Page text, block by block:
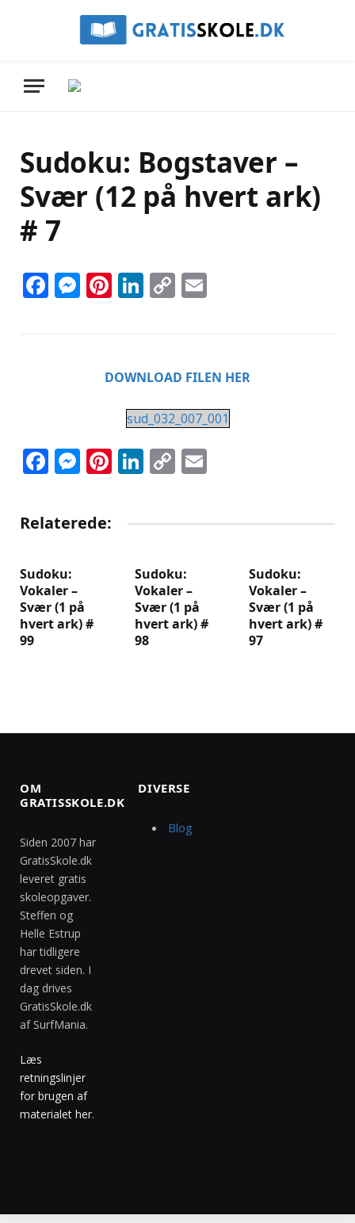
Sudoku: Bogstaver –
Svær (12 på hvert ark)
# 7
Facebook
Messenger
Pinterest
LinkedIn
Copy
DOWNLOAD FILEN HER
sud_032_007_001
Facebook
Messenger
Pinterest
LinkedIn
Copy
Relaterede:
Sudoku:
Vokaler –
Svær (1 på
hvert ark) #
99
Sudoku:
Vokaler –
Svær (1 på
hvert ark) #
98
Sudoku:
Vokaler –
Svær (1 på
hvert ark) #
97
OM
GRATISSKOLE.DK
Siden 2007 har
GratisSkole.dk
leveret gratis
skoleopgaver.
Steffen og
Helle Estrup
har tidligere
drevet siden. I
dag drives
GratisSkole.dk
af SurfMania.
Læs
retningslinjer
for brugen af
materialet her.
DIVERSE
Blog